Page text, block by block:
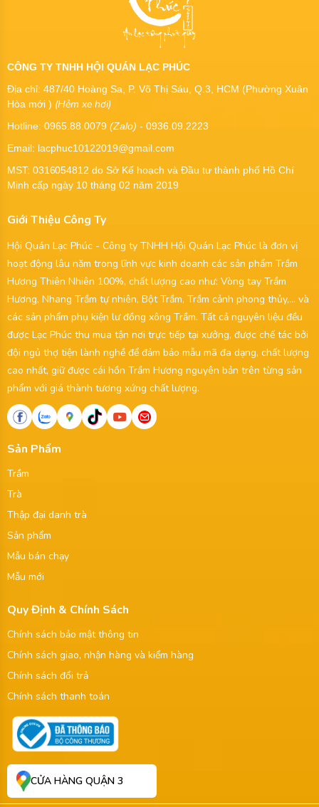
CÔNG TY TNHH HỘI QUÁN LẠC PHÚC
Địa chỉ: 487/40 Hoàng Sa, P. Võ Thị Sáu, Q.3, HCM (Phường Xuân
Hòa mới ) (Hẻm xe hơi)
Hotline: 0965.88.0079 (Zalo) - 0936.09.2223
Email: lacphuc10122019@gmail.com
MST: 0316054812 do Sở Kế hoạch và Đầu tư thành phố Hồ Chí
Minh cấp ngày 10 tháng 02 năm 2019
Giới Thiệu Công Ty
Hội Quán Lạc Phúc - Công ty TNHH Hội Quán Lạc Phúc là đơn vị
hoạt động lâu năm trong lĩnh vực kinh doanh các sản phẩm Trầm
Hương Thiên Nhiên 100%, chất lượng cao như: Vòng tay Trầm
Hương, Nhang Trầm tự nhiên, Bột Trầm, Trầm cảnh phong thủy,... và
các sản phẩm phụ kiện lư đồng xông Trầm. Tất cả nguyên liệu đều
được Lạc Phúc thu mua tận nơi trực tiếp tại xưởng, được chế tác bởi
đội ngủ thợ tiện lành nghề để đảm bảo mẫu mã đa dạng, chất lượng
cao nhất, giữ được cái hồn Trầm Hương nguyên bản trên từng sản
phẩm với giá thành tương xứng chất lượng.
Sản Phẩm
Trầm
Trà
Thập đại danh trà
Sản phẩm
Mẫu bán chạy
Mẫu mới
Quy Định & Chính Sách
Chính sách bảo mật thông tin
Chính sách giao, nhận hàng và kiểm hàng
Chính sách đổi trả
Chính sách thanh toán
CỬA HÀNG QUẬN 3